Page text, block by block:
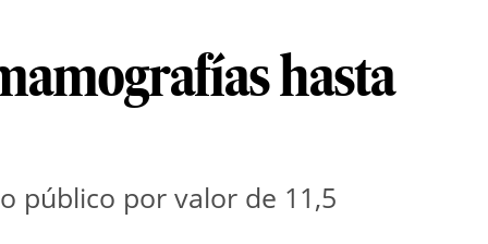
hasta
público por valor de 11,5